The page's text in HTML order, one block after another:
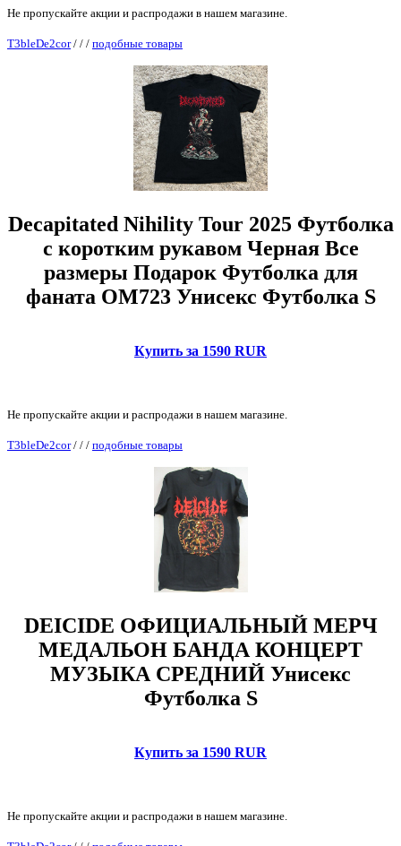
Не пропускайте акции и распродажи в нашем магазине.
T3bleDe2cor/ / / подобные товары
Decapitated Nihility Tour 2025 Футболка
с коротким рукавом Черная Все
размеры Подарок Футболка для
фаната OM723 Унисекс Футболка S
Купить за 1590 RUR
Не пропускайте акции и распродажи в нашем магазине.
T3bleDe2cor/ / / подобные товары
DEICIDE ОФИЦИАЛЬНЫЙ МЕРЧ
МЕДАЛЬОН БАНДА КОНЦЕРТ
МУЗЫКА СРЕДНИЙ Унисекс
Футболка S
Купить за 1590 RUR
Не пропускайте акции и распродажи в нашем магазине.